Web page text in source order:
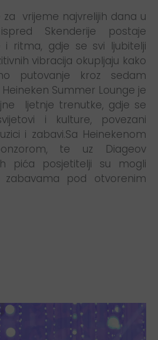
za vrijeme najvrelijih dana u
Skenderije postaje
i ritma, gdje se svi ljubitelji
vibracija okupljaju kako
putovanje kroz sedam
Summer Lounge je
ljetnje trenutke, gdje se
i kulture, povezani
i zabavi.Sa Heinekenom
te uz Diageov
pića posjetitelji su mogli
zabavama pod otvorenim